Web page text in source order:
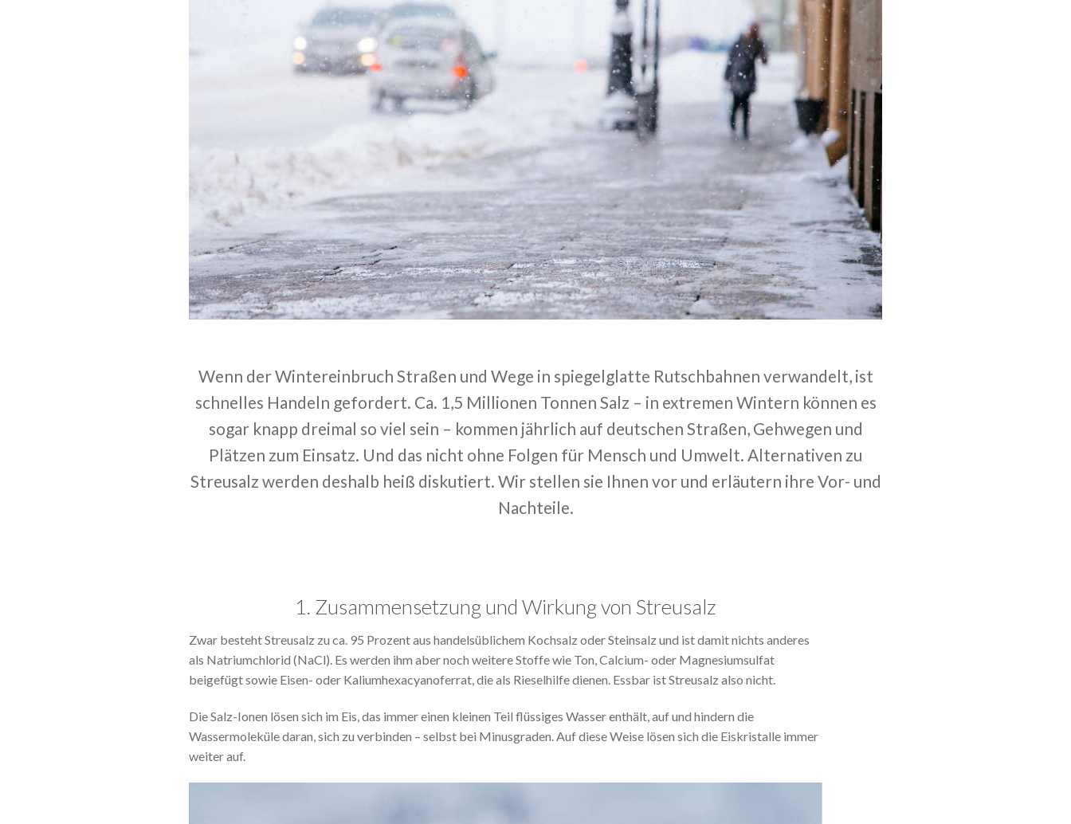
Wenn der Wintereinbruch Straßen und Wege in spiegelglatte Rutschbahnen verwandelt, ist
schnelles Handeln gefordert. Ca. 1,5 Millionen Tonnen Salz – in extremen Wintern können es
sogar knapp dreimal so viel sein – kommen jährlich auf deutschen Straßen, Gehwegen und
Plätzen zum Einsatz. Und das nicht ohne Folgen für Mensch und Umwelt. Alternativen zu
Streusalz werden deshalb heiß diskutiert. Wir stellen sie Ihnen vor und erläutern ihre Vor- und
Nachteile.
1. Zusammensetzung und Wirkung von Streusalz
Zwar besteht Streusalz zu ca. 95 Prozent aus handelsüblichem Kochsalz oder Steinsalz und ist damit nichts anderes
als Natriumchlorid (NaCl). Es werden ihm aber noch weitere Stoffe wie Ton, Calcium- oder Magnesiumsulfat
beigefügt sowie Eisen- oder Kaliumhexacyanoferrat, die als Rieselhilfe dienen. Essbar ist Streusalz also nicht.
Die Salz-Ionen lösen sich im Eis, das immer einen kleinen Teil flüssiges Wasser enthält, auf und hindern die
Wassermoleküle daran, sich zu verbinden – selbst bei Minusgraden. Auf diese Weise lösen sich die Eiskristalle immer
weiter auf.